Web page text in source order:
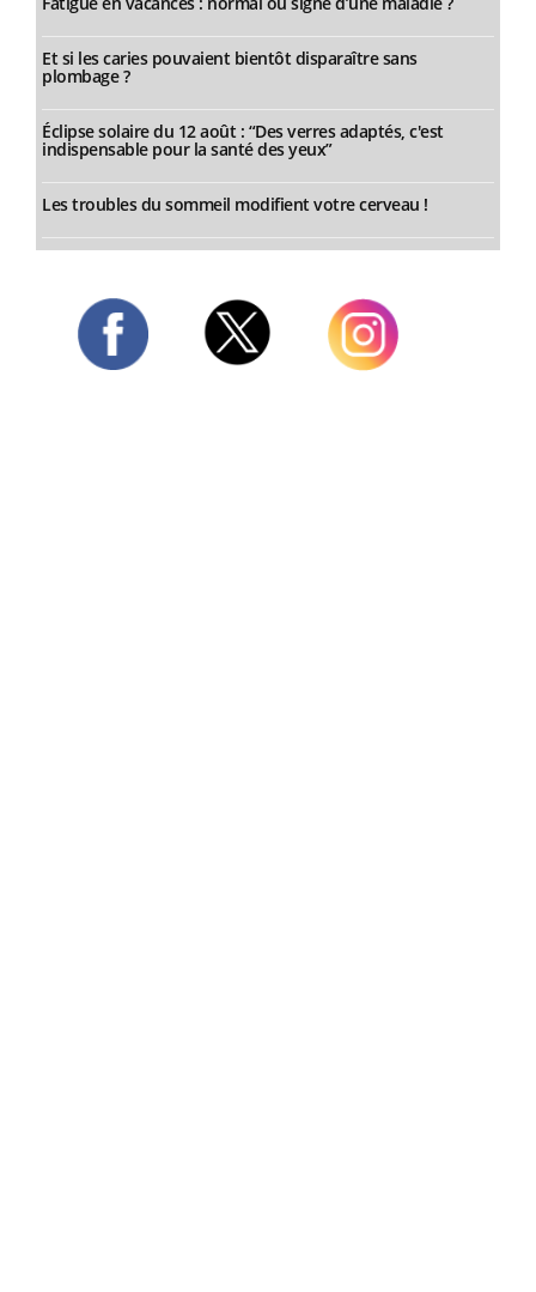
Et si les caries pouvaient bientôt disparaître sans
plombage ?
Éclipse solaire du 12 août : “Des verres adaptés, c'est
indispensable pour la santé des yeux”
Les troubles du sommeil modifient votre cerveau !